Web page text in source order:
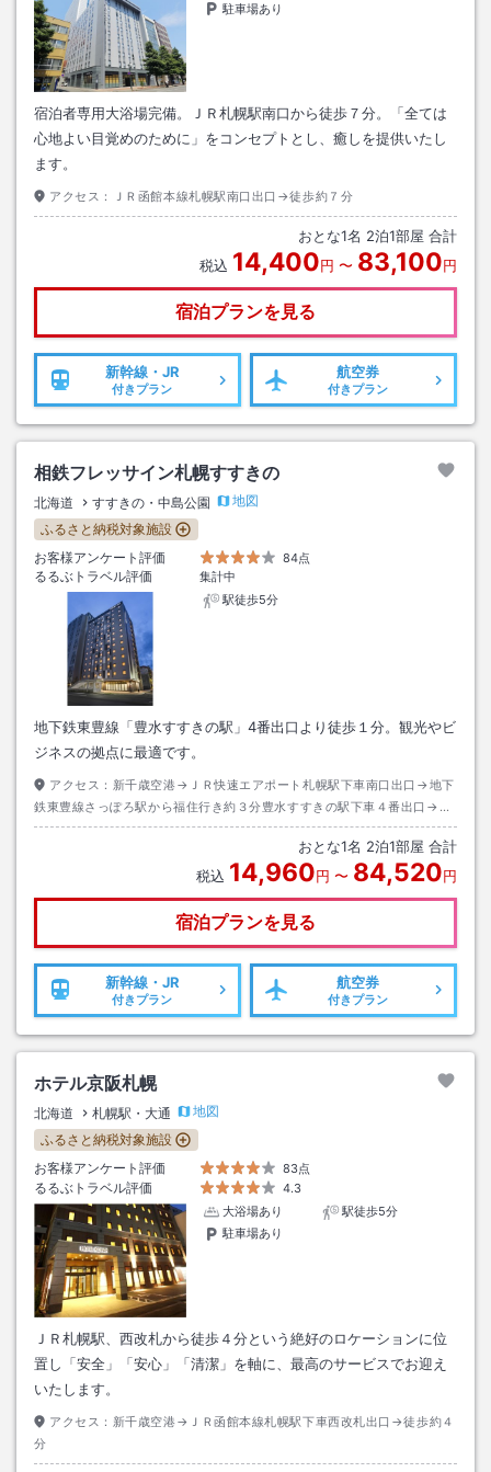
駐車場あり
宿泊者専用大浴場完備。ＪＲ札幌駅南口から徒歩７分。「全ては
心地よい目覚めのために」をコンセプトとし、癒しを提供いたし
ます。
アクセス： ＪＲ函館本線札幌駅南口出口→徒歩約７分
おとな1名 2泊1部屋 合計
税込 14,400円 〜 83,100円
宿泊プランを見る
新幹線・JR
付きプラン
航空券
付きプラン
相鉄フレッサイン札幌すすきの
北海道 すすきの・中島公園
地図
ふるさと納税対象施設
お客様アンケート評価
84点
るるぶトラベル評価
集計中
駅徒歩5分
地下鉄東豊線「豊水すすきの駅」4番出口より徒歩１分。観光やビ
ジネスの拠点に最適です。
アクセス： 新千歳空港→ＪＲ快速エアポート札幌駅下車南口出口→地下
鉄東豊線さっぽろ駅から福住行き約３分豊水すすきの駅下車４番出口→徒
歩約１分
おとな1名 2泊1部屋 合計
税込 14,960円 〜 84,520円
宿泊プランを見る
新幹線・JR
付きプラン
航空券
付きプラン
ホテル京阪札幌
北海道 札幌駅・大通
地図
ふるさと納税対象施設
お客様アンケート評価
83点
るるぶトラベル評価
4.3
大浴場あり
駅徒歩5分
駐車場あり
ＪＲ札幌駅、西改札から徒歩４分という絶好のロケーションに位
置し「安全」「安心」「清潔」を軸に、最高のサービスでお迎え
いたします。
アクセス： 新千歳空港→ＪＲ函館本線札幌駅下車西改札出口→徒歩約４
分